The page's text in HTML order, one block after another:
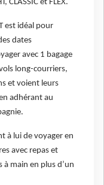
CLASSIC et FLEX.
est idéal pour
dates
avec 1 bagage
long-courriers,
et voient leurs
adhérant au
à lui de voyager en
avec repas et
à main en plus d’un